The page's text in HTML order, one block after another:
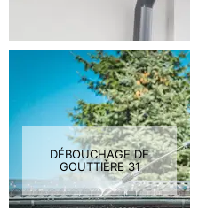
DÉBOUCHAGE DE
GOUTTIÈRE 31